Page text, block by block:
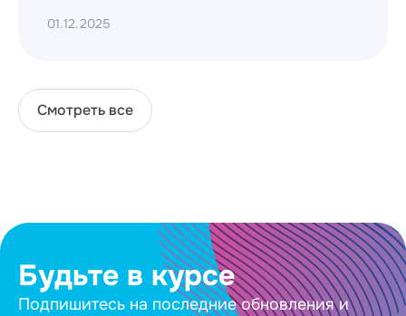
01.12.2025
Смотреть все
Будьте в курсе
Подпишитесь на последние обновления и